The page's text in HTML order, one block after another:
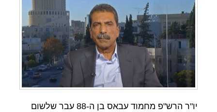
יו"ר הרש"פ מחמוד עבאס בן ה-88 עבר שלשום